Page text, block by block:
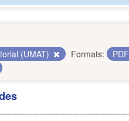
(UMAT) Formats: PDF